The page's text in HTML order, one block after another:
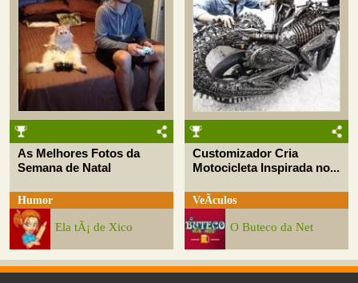
As Melhores Fotos da
Semana de Natal
Humor
Ela tÃ¡ de Xico
Customizador Cria
Motocicleta Inspirada no...
VeÃ­culos
O Buteco da Net